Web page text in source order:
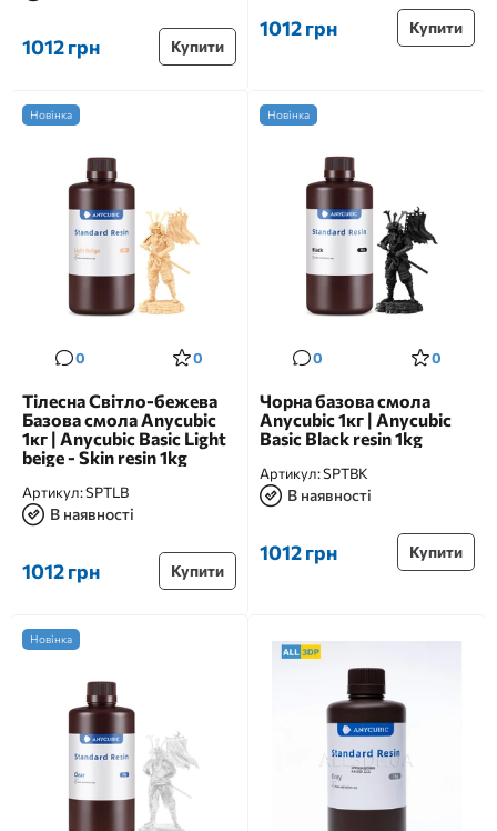
1012 грн Купити
1012 грн Купити
Новінка
0 0
Тілесна Світло-бежева
Базова смола Anycubic
1кг | Anycubic Basic Light
beige - Skin resin 1kg
Артикул:SPTLB
В наявності
1012 грн Купити
Новінка
0 0
Чорна базова смола
Anycubic 1кг | Anycubic
Basic Black resin 1kg
Артикул:SPTBK
В наявності
1012 грн Купити
Новінка